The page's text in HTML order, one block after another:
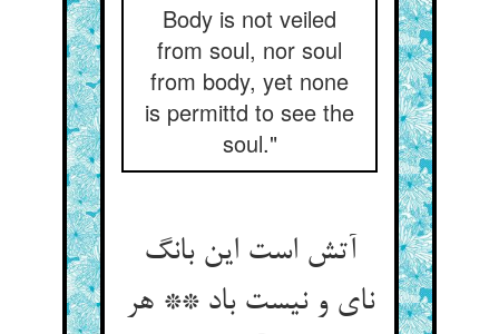
Body is not veiled
from soul, nor soul
from body, yet none
is permittd to see the
soul."
آتش است این بانگ
نای و نیست باد ** هر